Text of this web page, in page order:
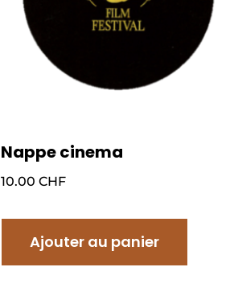
Nappe cinema
10.00 CHF
Ajouter au panier